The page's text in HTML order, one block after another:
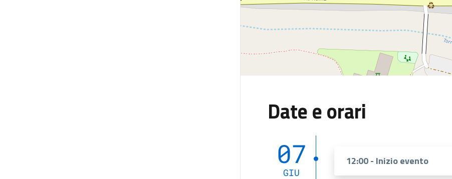
Date e orari
07
GIU
12:00 - Inizio evento